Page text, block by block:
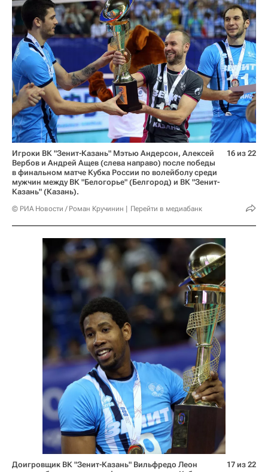
Игроки ВК "Зенит-Казань" Мэтью Андерсон, Алексей
Вербов и Андрей Ащев (слева направо) после победы
в финальном матче Кубка России по волейболу среди
мужчин между ВК "Белогорье" (Белгород) и ВК "Зенит-
Казань" (Казань).
© РИА Новости / Роман Кручинин Перейти в медиабанк
16 из 22
Доигровщик ВК "Зенит-Казань" Вильфредо Леон
17 из 22